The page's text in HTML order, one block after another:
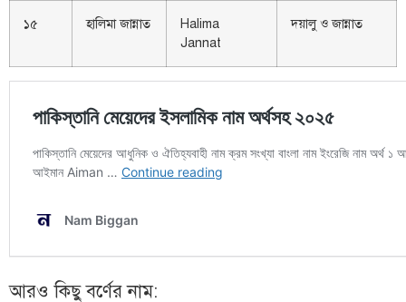
১৫ হালিমা জান্নাত
Halima
Jannat
দয়ালু ও জান্নাত
আরও কিছু বর্ণের নাম: